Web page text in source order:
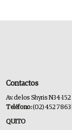
Contactos
Av. de los Shyris N34-
Teléfono:(02) 452 7863
QUITO